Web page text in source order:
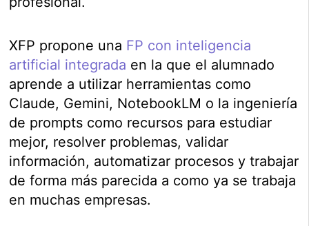
XFP propone una FP con inteligencia
artificial integrada en la que el alumnado
aprende a utilizar herramientas como
Claude, Gemini, NotebookLM o la ingeniería
de prompts como recursos para estudiar
mejor, resolver problemas, validar
información, automatizar procesos y trabajar
de forma más parecida a como ya se trabaja
en muchas empresas.